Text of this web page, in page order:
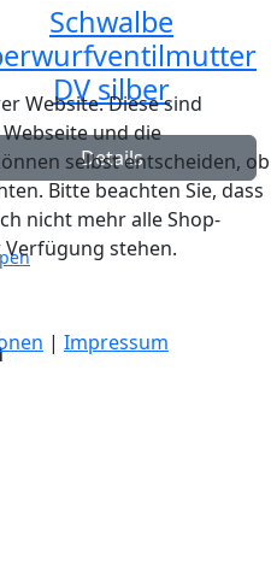
Schwalbe
DV silber
Details
Website. Diese sind
und die
selbst entscheiden, ob
Bitte beachten Sie, dass
nicht mehr alle Shop-
stehen.
| Impressum